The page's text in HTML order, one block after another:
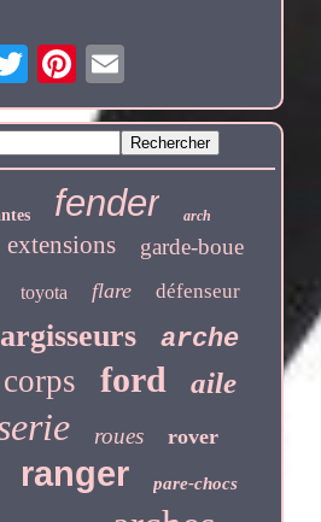
fender arch
extensions garde-boue
toyota flare défenseur
arche
corps ford aile
roues rover
ranger pare-chocs